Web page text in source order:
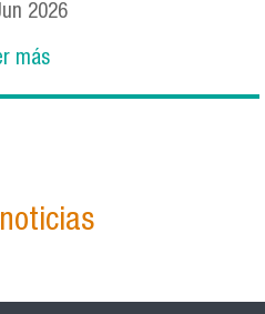
2026
más